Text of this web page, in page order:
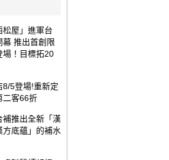
松屋」進軍台
幕 推出首創限
場！目標拓20
8/5登場!重新定
客66折
補推出全新「漢
方底蘊」的補水